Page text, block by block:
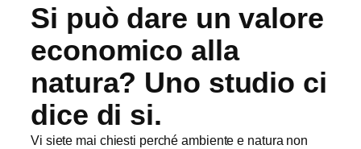
Si può dare un valore
economico alla
natura? Uno studio ci
dice di si.
Vi siete mai chiesti perché ambiente e natura non